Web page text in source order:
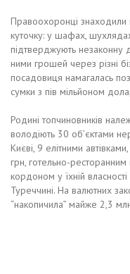
Правоохоронці знаходили
куточку: у шафах,
підтверджують незаконну
ними грошей через різні
посадовиця намагалась
сумки з пів мільйоном
Родині топчиновників
володіють 30 об’єктами
Києві, 9 елітними
грн, готельно-
кордоном у їхній
Туреччині. На валютних
“накопичила” майже 2,3